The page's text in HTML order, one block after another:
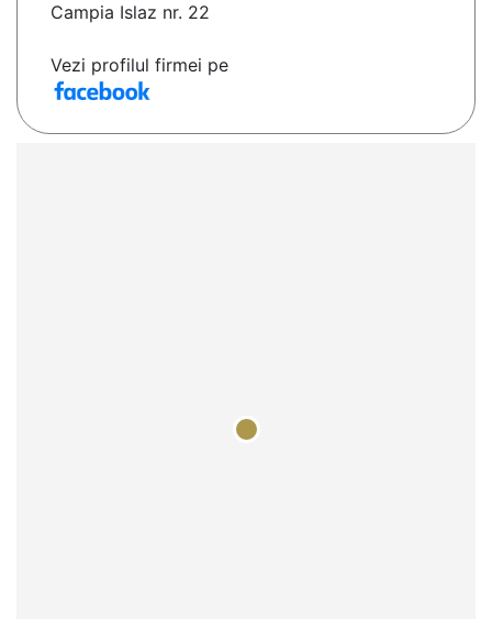
Campia Islaz nr. 22
Vezi profilul firmei pe